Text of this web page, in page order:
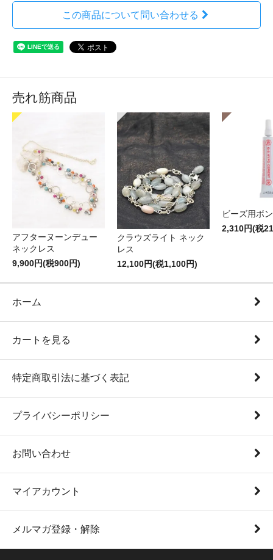
この商品について問い合わせる
売れ筋商品
アフターヌーンデュー
ネックレス
9,900円(税900円)
クラウズライト ネック
レス
12,100円(税1,100円)
ビーズ用ボ
2,310円(税
ホーム
カートを見る
特定商取引法に基づく表記
プライバシーポリシー
お問い合わせ
マイアカウント
メルマガ登録・解除